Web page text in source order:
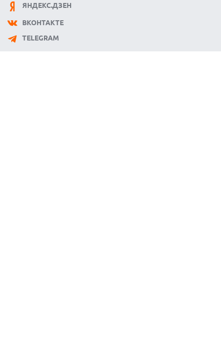
НОВАЯ ЭРА ГИТАРНОГО ЗВУКА — IK MULTIMEDIA
УЯЗВИМОСТЬ PRIVATE RELAY РАСКРЫВАЕТ РЕАЛЬНЫЙ IP-
ЯНДЕКС.ДЗЕН
ВКОНТАКТЕ
TELEGRAM